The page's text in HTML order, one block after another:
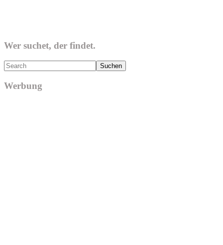
Wer suchet, der findet.
Search
Werbung